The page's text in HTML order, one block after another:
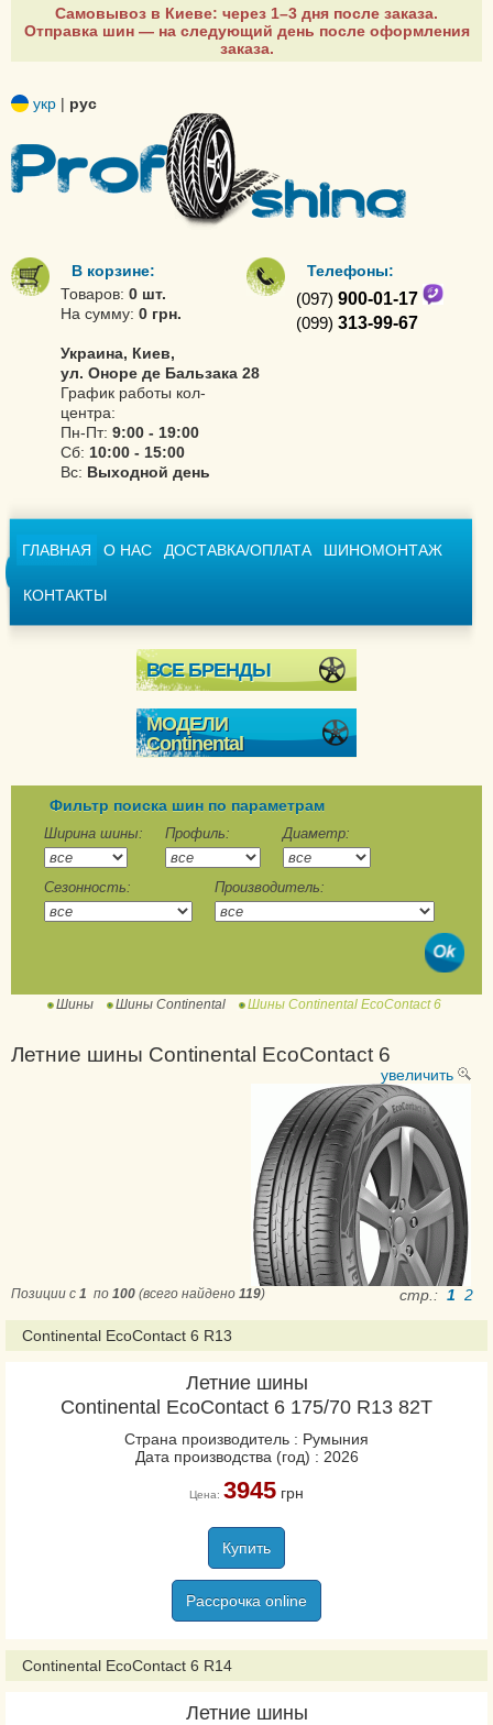
Самовывоз в Киеве: через 1–3 дня после заказа.
Отправка шин — на следующий день после оформления
заказа.
укр | рус
В корзине:
Товаров: 0 шт.
На сумму: 0 грн.
Украина, Киев,
ул. Оноре де Бальзака 28
График работы кол-
центра:
Пн-Пт: 9:00 - 19:00
Сб: 10:00 - 15:00
Вс: Выходной день
Телефоны:
(097) 900-01-17
(099) 313-99-67
ГЛАВНАЯ О НАС ДОСТАВКА/ОПЛАТА ШИНОМОНТАЖ
КОНТАКТЫ
ВСЕ БРЕНДЫ
МОДЕЛИ
Continental
ContiCrossContact
Winter
ContiVikingContact 6
ContiVikingContact 6
SUV
ContiWinterContact TS
ContiWinterContact TS
ContiWinterContact TS
ContiWinterContact TS
830 P SUV
ContiWinterContact TS
ContiWinterContact TS
850 P SUV
ExtremeWinterContact
IceContact 2
IceContact 2 SUV
IceContact 3
VanContact Viking
VanContact Winter
VancoWinter 2
VikingContact 7
VikingContact 8
WinterContact TS 860
WinterContact TS 860S
WinterContact TS 870
Фильтр поиска шин по параметрам
Ширина шины: Профиль: Диаметр:
Сезонность: Производитель:
Шины Шины Continental Шины Continental EcoContact 6
Летние шины Continental EcoContact 6
увеличить
Позиции с 1 по 100 (всего найдено 119) стр.: 1 2
Continental EcoContact 6 R13
Летние шины
Continental EcoContact 6 175/70 R13 82T
Страна производитель : Румыния
Дата производства (год) : 2026
Цена: 3945грн
Купить
Рассрочка online
Continental EcoContact 6 R14
Летние шины